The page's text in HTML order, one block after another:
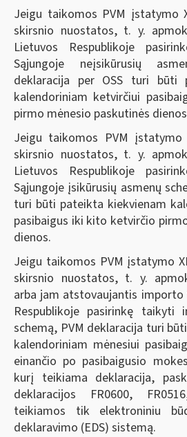
Jeigu taikomos PVM įstatymo
skirsnio nuostatos, t. y.
Lietuvos Respublikoje
Sąjungoje neįsikūrusių
deklaracija per OSS turi būti
kalendoriniam ketvirčiui
pirmo mėnesio paskutinės
Jeigu taikomos PVM
skirsnio nuostatos, t. y.
Lietuvos Respublikoje
Sąjungoje įsikūrusių asmenų
turi būti pateikta kiekvienam
pasibaigus iki kito ketvirčio
dienos.
Jeigu taikomos PVM įstatymo
skirsnio nuostatos, t. y.
arba jam atstovaujantis
Respublikoje pasirinkę taikyti
schemą, PVM deklaracija turi
kalendoriniam mėnesiui
einančio po pasibaigusio
kurį teikiama deklaracija,
deklaracijos FR0600,
teikiamos tik elektroniniu
deklaravimo (EDS) sistemą.